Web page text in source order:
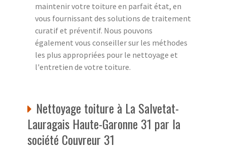
maintenir votre toiture en parfait état, en
vous fournissant des solutions de traitement
curatif et préventif. Nous pouvons
également vous conseiller sur les méthodes
les plus appropriées pour le nettoyage et
l'entretien de votre toiture.
Nettoyage toiture à La Salvetat-
Lauragais Haute-Garonne 31 par la
société Couvreur 31